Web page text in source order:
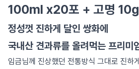
100ml x20포 + 고명
정성껏 진하게 달인 쌍화에
국내산 견과류를 올려먹는 프리미
임금님께 진상했던 전통방식 그대로 진하